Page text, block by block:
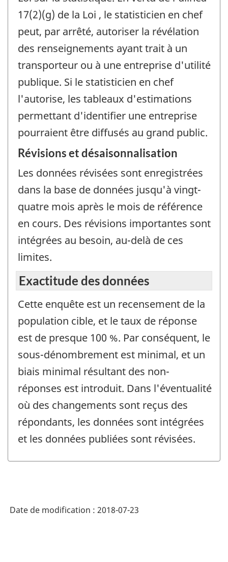
17(2)(g) de la Loi , le statisticien en chef
peut, par arrêté, autoriser la révélation
des renseignements ayant trait à un
transporteur ou à une entreprise d'utilité
publique. Si le statisticien en chef
l'autorise, les tableaux d'estimations
permettant d'identifier une entreprise
pourraient être diffusés au grand public.
Révisions et désaisonnalisation
Les données révisées sont enregistrées
dans la base de données jusqu'à vingt-
quatre mois après le mois de référence
en cours. Des révisions importantes sont
intégrées au besoin, au-delà de ces
limites.
Exactitude des données
Cette enquête est un recensement de la
population cible, et le taux de réponse
est de presque 100 %. Par conséquent, le
sous-dénombrement est minimal, et un
biais minimal résultant des non-
réponses est introduit. Dans l'éventualité
où des changements sont reçus des
répondants, les données sont intégrées
et les données publiées sont révisées.
Date de modification : 2018-07-23